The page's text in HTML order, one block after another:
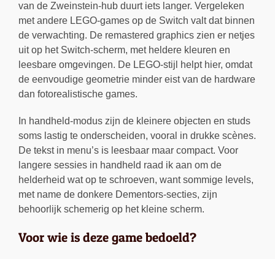
van de Zweinstein-hub duurt iets langer. Vergeleken
met andere LEGO-games op de Switch valt dat binnen
de verwachting. De remastered graphics zien er netjes
uit op het Switch-scherm, met heldere kleuren en
leesbare omgevingen. De LEGO-stijl helpt hier, omdat
de eenvoudige geometrie minder eist van de hardware
dan fotorealistische games.
In handheld-modus zijn de kleinere objecten en studs
soms lastig te onderscheiden, vooral in drukke scènes.
De tekst in menu’s is leesbaar maar compact. Voor
langere sessies in handheld raad ik aan om de
helderheid wat op te schroeven, want sommige levels,
met name de donkere Dementors-secties, zijn
behoorlijk schemerig op het kleine scherm.
Voor wie is deze game bedoeld?